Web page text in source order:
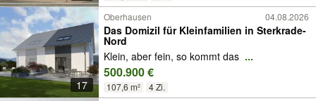
17
Oberhausen 04.08.2026
Das Domizil für Kleinfamilien in Sterkrade-
Nord
Klein, aber fein, so kommt das ...
500.900 €
107,6 m²
4 Zi.